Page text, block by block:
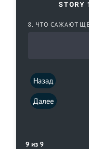
STORY
8. ЧТО САЖАЮТ
Назад
Далее
9 из 9